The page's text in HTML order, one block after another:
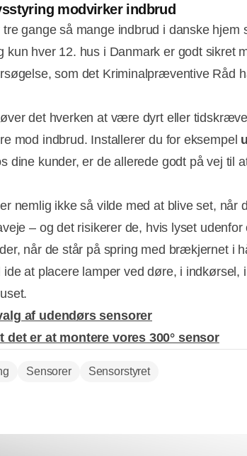
modvirker indbrud
gange så mange indbrud i danske hjem
kun hver 12. hus i Danmark er godt sikret
som det Kriminalpræventive Råd
det hverken at være dyrt eller
mod indbrud. Installerer du for eksempel
dine kunder, er de allerede godt på vej til
nemlig ikke så vilde med at blive set, når
– og det risikerer de, hvis lyset
når de står på spring med brækjernet i
ide at placere lamper ved døre, i indkørsel,
af udendørs sensorer
det er at montere vores 300° sensor
Sensorer Sensorstyret